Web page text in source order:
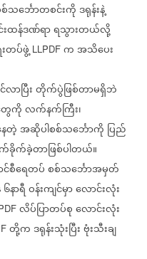
သင်္ဘောတစင်းကိုဒရုန်းနဲ့
းထန်ဒဏ်ရာရသွားတယ်လို့
တပ်ဖွဲ့ LLPDF ကအသိပေး
ာပြီးတိုက်ပွဲဖြစ်တာမရှိဘဲ
ေကိုလက်နက်ကြီး၊
တဲ့အဆိုပါစစ်သင်္ဘောကို ပြည်
က်ခိုက်ခဲ့တာဖြစ်ပါတယ်။
စီရေတပ်စစ်သင်္ဘောအမှတ်
၆နာရီဝန်းကျင်မှာလောင်းလုံး
လိပ်ပြာတပ်စုလောင်းလုံး
တို့ကဒရုန်းသုံးပြီးဗုံးသီးချ